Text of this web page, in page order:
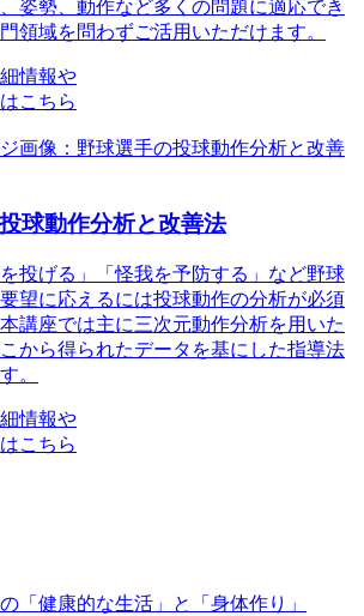
姿勢、動作など多くの問題に適応でき
領域を問わずご活用いただけます。
情報や
こちら
球動作分析と改善法
を投げる」「怪我を予防する」など野球
望に応えるには投球動作の分析が必須
講座では主に三次元動作分析を用いた
から得られたデータを基にした指導法
。
情報や
こちら
「健康的な生活」と「身体作り」